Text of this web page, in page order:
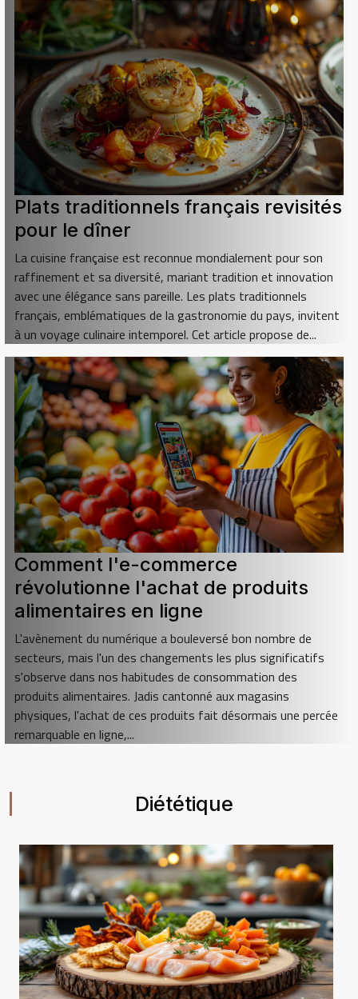
Plats traditionnels français revisités
pour le dîner
La cuisine française est reconnue mondialement pour son
raffinement et sa diversité, mariant tradition et innovation
avec une élégance sans pareille. Les plats traditionnels
français, emblématiques de la gastronomie du pays, invitent
à un voyage culinaire intemporel. Cet article propose de...
Comment l'e-commerce
révolutionne l'achat de produits
alimentaires en ligne
L'avènement du numérique a bouleversé bon nombre de
secteurs, mais l'un des changements les plus significatifs
s'observe dans nos habitudes de consommation des
produits alimentaires. Jadis cantonné aux magasins
physiques, l'achat de ces produits fait désormais une percée
remarquable en ligne,...
Diététique